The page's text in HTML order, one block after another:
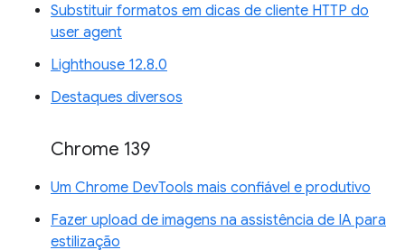
Substituir formatos em dicas de cliente HTTP do
user agent
Lighthouse 12.8.0
Destaques diversos
Chrome 139
Um Chrome DevTools mais confiável e produtivo
Fazer upload de imagens na assistência de IA para
estilização